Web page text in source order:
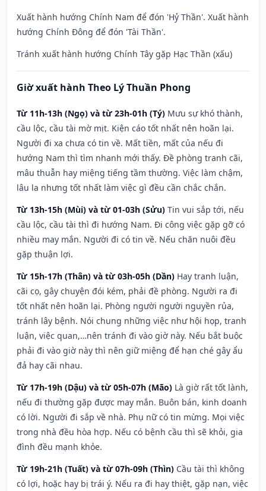
Xuất hành hướng Chính Nam để đón 'Hỷ Thần'. Xuất hành
hướng Chính Đông để đón 'Tài Thần'.
Tránh xuất hành hướng Chính Tây gặp Hạc Thần (xấu)
Giờ xuất hành Theo Lý Thuần Phong
Từ 11h-13h (Ngọ) và từ 23h-01h (Tý) Mưu sự khó thành,
cầu lộc, cầu tài mờ mịt. Kiện cáo tốt nhất nên hoãn lại.
Người đi xa chưa có tin về. Mất tiền, mất của nếu đi
hướng Nam thì tìm nhanh mới thấy. Đề phòng tranh cãi,
mâu thuẫn hay miệng tiếng tầm thường. Việc làm chậm,
lâu la nhưng tốt nhất làm việc gì đều cần chắc chắn.
Từ 13h-15h (Mùi) và từ 01-03h (Sửu) Tin vui sắp tới, nếu
cầu lộc, cầu tài thì đi hướng Nam. Đi công việc gặp gỡ có
nhiều may mắn. Người đi có tin về. Nếu chăn nuôi đều
gặp thuận lợi.
Từ 15h-17h (Thân) và từ 03h-05h (Dần) Hay tranh luận,
cãi cọ, gây chuyện đói kém, phải đề phòng. Người ra đi
tốt nhất nên hoãn lại. Phòng người người nguyền rủa,
tránh lây bệnh. Nói chung những việc như hội họp, tranh
luận, việc quan,…nên tránh đi vào giờ này. Nếu bắt buộc
phải đi vào giờ này thì nên giữ miệng để hạn ché gây ẩu
đả hay cãi nhau.
Từ 17h-19h (Dậu) và từ 05h-07h (Mão) Là giờ rất tốt lành,
nếu đi thường gặp được may mắn. Buôn bán, kinh doanh
có lời. Người đi sắp về nhà. Phụ nữ có tin mừng. Mọi việc
trong nhà đều hòa hợp. Nếu có bệnh cầu thì sẽ khỏi, gia
đình đều mạnh khỏe.
Từ 19h-21h (Tuất) và từ 07h-09h (Thìn) Cầu tài thì không
có lợi, hoặc hay bị trái ý. Nếu ra đi hay thiệt, gặp nạn, việc